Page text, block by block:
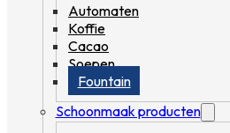
Automaten
Koffie
Cacao
Soepen
Fountain
Schoonmaak producten